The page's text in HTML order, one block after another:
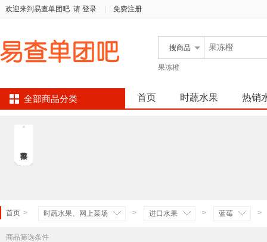
欢迎来到易查单团吧 请 登录 免费注册
搜商品
果冻橙
全部商品分类 首页 时蔬水果 热销
首页 > 时蔬水果、网上菜场 > 进口水果 > 蓝莓 >
商品筛选条件